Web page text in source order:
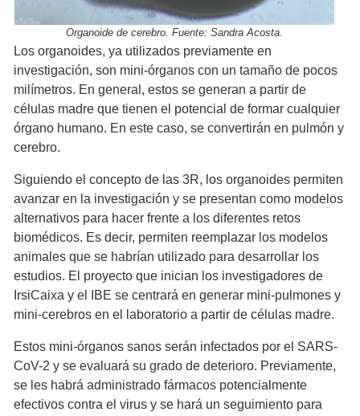
Organoide de cerebro. Fuente: Sandra Acosta.
Los organoides, ya utilizados previamente en
investigación, son mini-órganos con un tamaño de pocos
milímetros. En general, estos se generan a partir de
células madre que tienen el potencial de formar cualquier
órgano humano. En este caso, se convertirán en pulmón y
cerebro.
Siguiendo el concepto de las 3R, los organoides permiten
avanzar en la investigación y se presentan como modelos
alternativos para hacer frente a los diferentes retos
biomédicos. Es decir, permiten reemplazar los modelos
animales que se habrían utilizado para desarrollar los
estudios. El proyecto que inician los investigadores de
IrsiCaixa y el IBE se centrará en generar mini-pulmones y
mini-cerebros en el laboratorio a partir de células madre.
Estos mini-órganos sanos serán infectados por el SARS-
CoV-2 y se evaluará su grado de deterioro. Previamente,
se les habrá administrado fármacos potencialmente
efectivos contra el virus y se hará un seguimiento para